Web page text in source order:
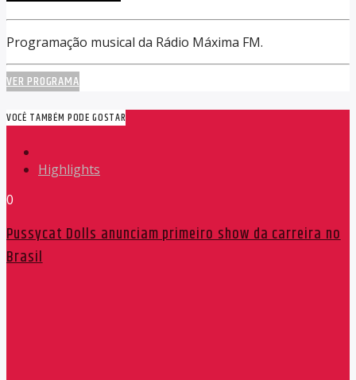
Programação musical da Rádio Máxima FM.
VER PROGRAMA
VOCÊ TAMBÉM PODE GOSTAR
Highlights
0
Pussycat Dolls anunciam primeiro show da carreira no
Brasil